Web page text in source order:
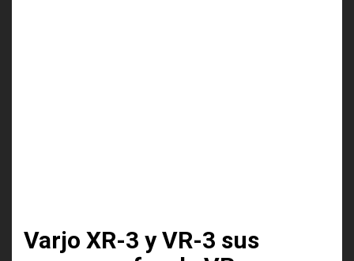
Varjo XR-3 y VR-3 sus